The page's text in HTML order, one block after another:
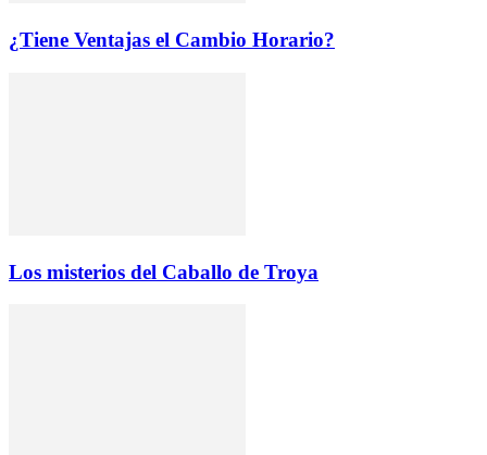
¿Tiene Ventajas el Cambio Horario?
Los misterios del Caballo de Troya